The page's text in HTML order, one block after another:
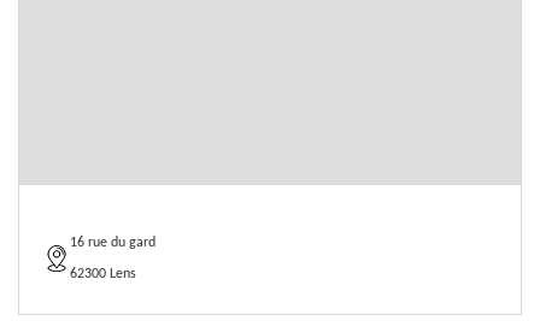
16 rue du gard
62300 Lens